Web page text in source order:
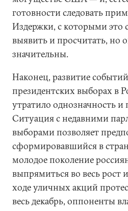
готовности следовать
Издержки, с которыми это
выявить и просчитать, но
значительны.
Наконец, развитие
президентских выборах в
утратило однозначность и
Ситуация с недавними
выборами позволяет
сформировавшийся в
молодое поколение
выпрямиться во весь рост
ходе уличных акций
весь декабрь, оппоненты